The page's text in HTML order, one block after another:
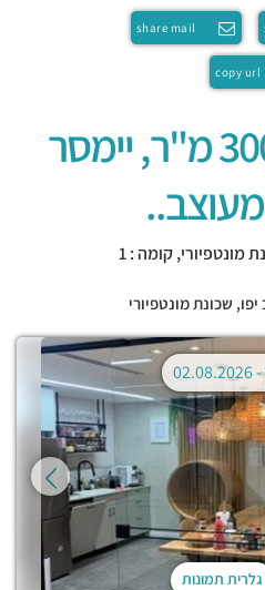
share mail
copy url
125 / 220 / 300 מ"ר, יימסר
מונטפיורי, קומה : 1
, שכונת מונטפיורי
גלרית תמונות
-
02.08.2026